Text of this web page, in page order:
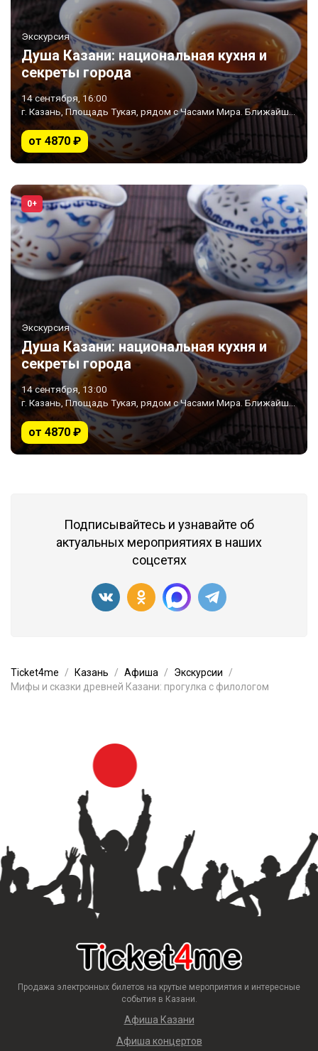
Экскурсия
Душа Казани: национальная кухня и
секреты города
14 сентября, 16:00
г. Казань, Площадь Тукая, рядом с Часами Мира. Ближайшее метро «Площадь Тукая»
от 4870 ₽
0+
Экскурсия
Душа Казани: национальная кухня и
секреты города
14 сентября, 13:00
г. Казань, Площадь Тукая, рядом с Часами Мира. Ближайшее метро «Площадь Тукая»
от 4870 ₽
Подписывайтесь и узнавайте об
актуальных мероприятиях в наших
соцсетях
Ticket4me Казань Афиша
Экскурсии
Мифы и сказки древней Казани: прогулка с филологом
Продажа электронных билетов на крутые мероприятия и интересные
события в Казани.
Афиша Казани
Афиша концертов